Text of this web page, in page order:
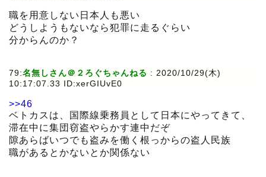
職を用意しない日本人も悪い
どうしようもないなら犯罪に走るぐらい
分からんのか？
79:名無しさん＠２ろぐちゃんねる : 2020/10/29(木)
10:17:07.33 ID:xerGIUvE0
>>46
ベトカスは、国際線乗務員として日本にやってきて、
滞在中に集団窃盗やらかす連中だぞ
隙あらばいつでも盗みを働く根っからの盗人民族
職があるとかないとか関係ない